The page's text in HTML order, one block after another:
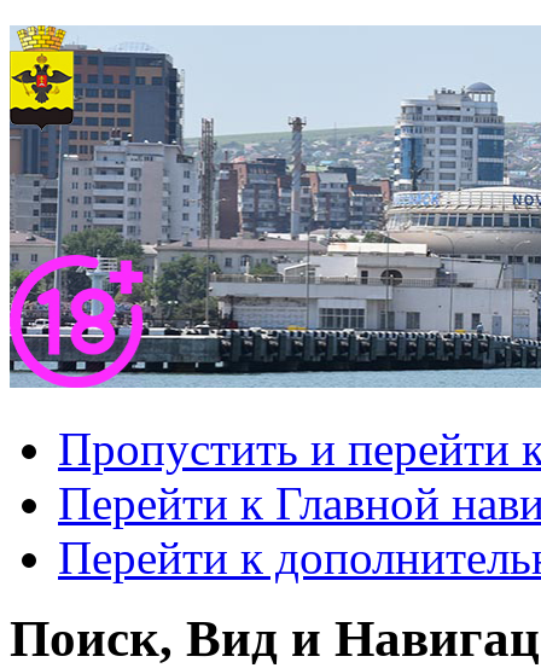
Пропустить и перейти
Перейти к Главной
Перейти к
Поиск, Вид и